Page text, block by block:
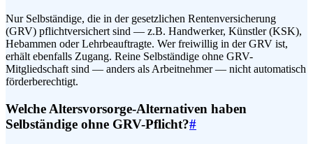
Nur Selbständige, die in der gesetzlichen Rentenversicherung
(GRV) pflichtversichert sind — z.B. Handwerker, Künstler (KSK),
Hebammen oder Lehrbeauftragte. Wer freiwillig in der GRV ist,
erhält ebenfalls Zugang. Reine Selbständige ohne GRV-
Mitgliedschaft sind — anders als Arbeitnehmer — nicht automatisch
förderberechtigt.
Welche Altersvorsorge-Alternativen haben
Selbständige ohne GRV-Pflicht?#